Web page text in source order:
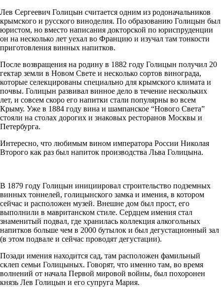
Лев Сергеевич Голицын считается одним из родоначальников
крымского и русского виноделия. По образованию Голицын был
юристом, но вместо написания докторской по юриспруденции
он на несколько лет уехал во Францию и изучал там тонкости
приготовления винных напитков.
После возвращения на родину в 1882 году Голицын получил 20
гектар земли в Новом Свете и несколько сортов винограда,
которые селекцированы специально для крымского климата и
почвы. Голицын развивал винное дело в течение нескольких
лет, и совсем скоро его напитки стали популярны во всем
Крыму. Уже в 1884 году вина и шампанское “Нового Света”
стояли на столах дорогих и знаковых ресторанов Москвы и
Петербурга.
Интересно, что любимым вином императора России Николая
Второго как раз был напиток производства Льва Голицына.
В 1879 году Голицын инициировал строительство подземных
винных тоннелей, голицынского замка и имения, в котором
сейчас и расположен музей. Внешне дом был прост, его
выполнили в мавританском стиле. Сердцем имения стал
знаменитый подвал, где хранилась коллекция алкогольных
напитков больше чем в 2000 бутылок и был дегустационный зал
(в этом подвале и сейчас проводят дегустации).
Позади имения находится сад, там расположен фамильный
склеп семьи Голицыных. Говорят, что именно там, во время
волнений от начала Первой мировой войны, был похоронен
князь Лев Голицын и его супруга Мария.